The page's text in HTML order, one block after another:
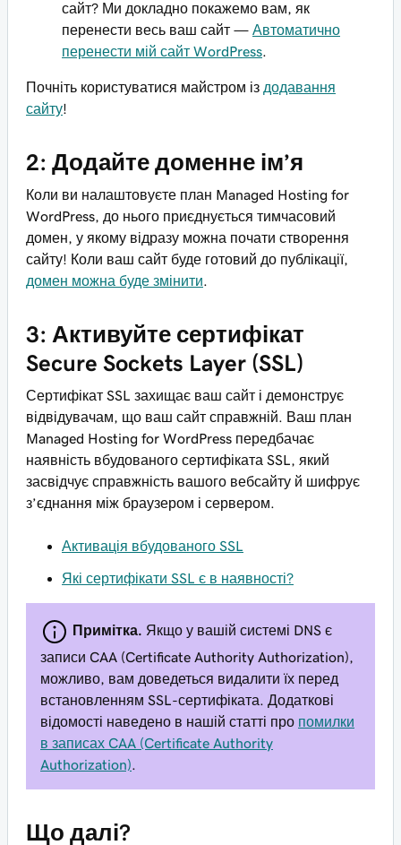
сайт? Ми докладно покажемо вам, як
перенести весь ваш сайт — Автоматично
перенести мій сайт WordPress
Почніть користуватися майстром із додавання
сайту!
2: Додайте доменне ім’я
Коли ви налаштовуєте план Managed Hosting for
WordPress, до нього приєднується тимчасовий
домен, у якому відразу можна почати створення
сайту! Коли ваш сайт буде готовий до публікації,
домен можна буде змінити
3: Активуйте сертифікат
Secure Sockets Layer (SSL)
Сертифікат SSL захищає ваш сайт і демонструє
відвідувачам, що ваш сайт справжній. Ваш план
Managed Hosting for WordPress передбачає
наявність вбудованого сертифіката SSL, який
засвідчує справжність вашого вебсайту й шифрує
з’єднання між браузером і сервером.
Активація вбудованого SSL
Які сертифікати SSL є в наявності?
Примітка. Якщо у вашій системі DNS є
записи CAA (Certificate Authority Authorization),
можливо, вам доведеться видалити їх перед
встановленням SSL-сертифіката. Додаткові
відомості наведено в нашій статті про помилки
в записах CAA (Certificate Authority
Authorization)
Що далі?